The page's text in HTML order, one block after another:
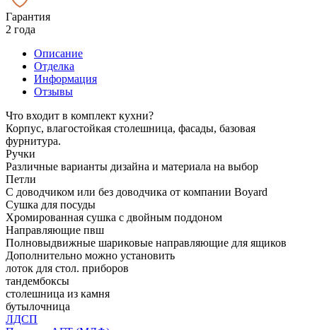
Гарантия
2 года
Описание
Отделка
Информация
Отзывы
Что входит в комплект кухни?
Корпус, влагостойкая столешница, фасады, базовая
фурнитура.
Ручки
Различные варианты дизайна и материала на выбор
Петли
С доводчиком или без доводчика от компании Boyard
Сушка для посуды
Хромированная сушка с двойным поддоном
Направляющие пвш
Полновыдвижные шариковые направляющие для ящиков
Дополнительно можно установить
лоток для стол. приборов
тандембоксы
столешница из камня
бутылочница
ЛДСП